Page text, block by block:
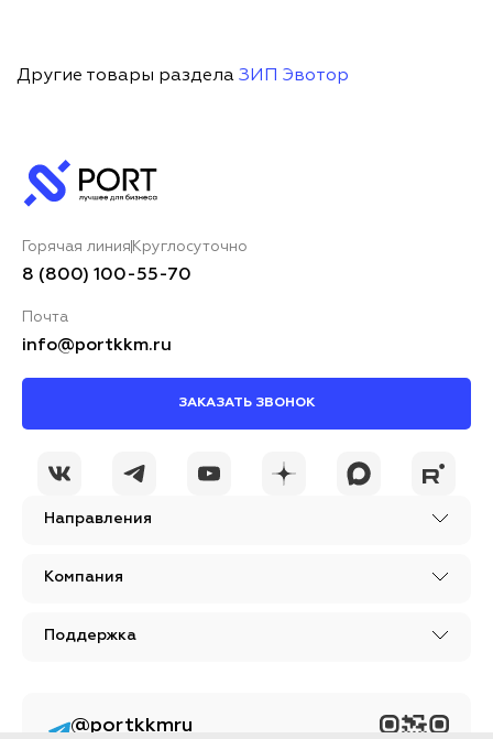
Другие товары раздела ЗИП Эвотор
Направления
Компания
Поддержка
Горячая линия Круглосуточно
8 (800) 100-55-70
Почта
info@portkkm.ru
ЗАКАЗАТЬ ЗВОНОК
@portkkmru